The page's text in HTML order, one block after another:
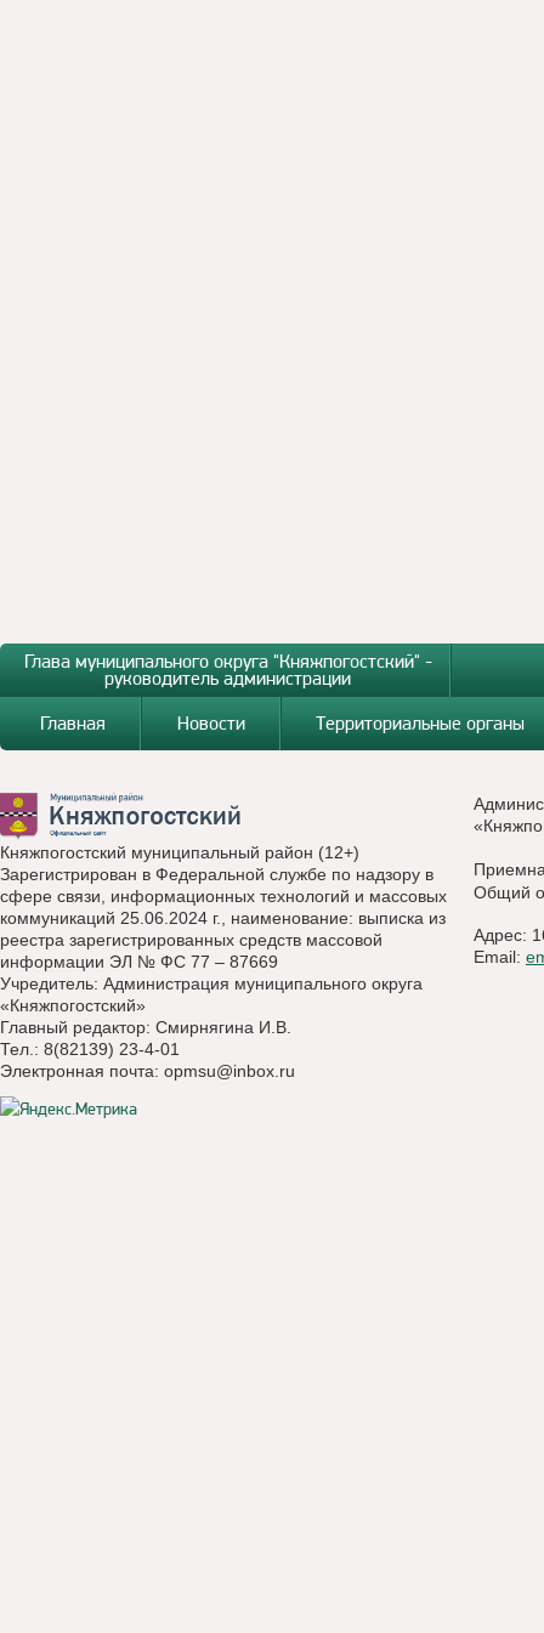
Глава муниципального округа "Княжпогостский" -
руководитель администрации
Главная
Новости Территориальные органы
Княжпогостский муниципальный район (12+)
Зарегистрирован в Федеральной службе по надзору в
сфере связи, информационных технологий и массовых
коммуникаций 25.06.2024 г., наименование: выписка из
реестра зарегистрированных средств массовой
информации ЭЛ № ФС 77 – 87669
Учредитель: Администрация муниципального округа
«Княжпогостский»
Главный редактор: Смирнягина И.В.
Тел.: 8(82139) 23-4-01
Электронная почта: opmsu@inbox.ru
Общий
Адрес:
Email: